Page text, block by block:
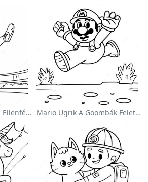
Wwe Birkózó Ugrik Az Ellenfélre Színezőlap Mario Ugrik A Goombák Felett Színezőlap